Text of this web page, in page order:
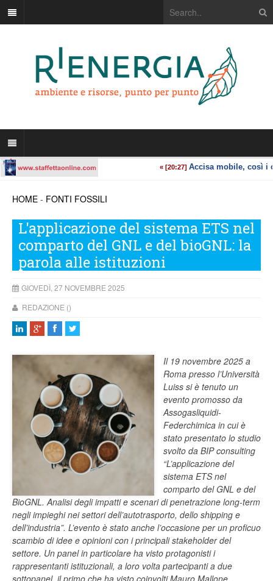
HOME - FONTI FOSSILI
L'applicazione del sistema ETS nel
comparto del GNL e del bioGNL: la
parola alle istituzioni
GIOVEDÌ, 27 NOVEMBRE 2025
REDAZIONE ()
Il 19 novembre 2025 a
Roma presso l’Università
Luiss si è tenuto un
evento promosso da
Assogasliquidi-
Federchimica in cui è
stato presentato lo studio
svolto da BIP consulting
“L’applicazione del
sistema ETS nel
comparto del GNL e del
BioGNL. Analisi degli impatti e scenari di penetrazione long-term
negli impieghi nei settori dell’autotrasporto, dello shipping e
dell’industria”. L’evento è stato anche l’occasione per un proficuo
scambio di idee e opinioni con i principali stakeholder del
settore. Un panel in particolare ha visto protagonisti i
rappresentanti istituzionali, a loro volta partecipanti a due